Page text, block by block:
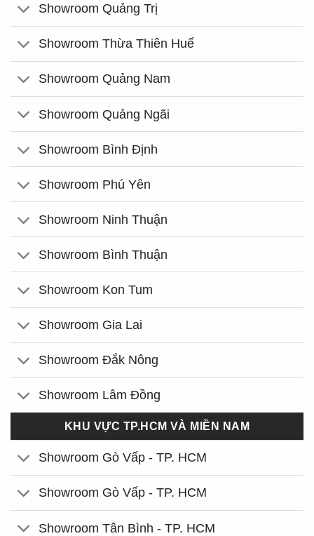
Showroom Quảng Trị
Showroom Thừa Thiên Huế
Showroom Quảng Nam
Showroom Quảng Ngãi
Showroom Bình Định
Showroom Phú Yên
Showroom Ninh Thuận
Showroom Bình Thuận
Showroom Kon Tum
Showroom Gia Lai
Showroom Đắk Nông
Showroom Lâm Đồng
KHU VỰC TP.HCM VÀ MIỀN NAM
Showroom Gò Vấp - TP. HCM
Showroom Gò Vấp - TP. HCM
Showroom Tân Bình - TP. HCM